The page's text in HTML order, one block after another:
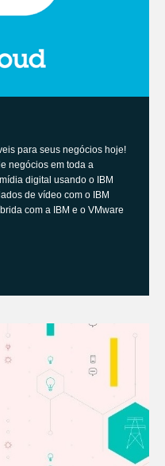
para seus negócios hoje!
negócios em toda a
digital usando o IBM
de vídeo com o IBM
com a IBM e o VMware